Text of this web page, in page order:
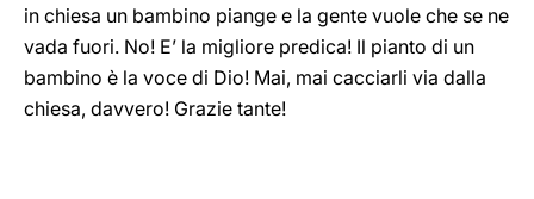
in chiesa un bambino piange e la gente vuole che se ne
vada fuori. No! E’ la migliore predica! Il pianto di un
bambino è la voce di Dio! Mai, mai cacciarli via dalla
chiesa, davvero! Grazie tante!